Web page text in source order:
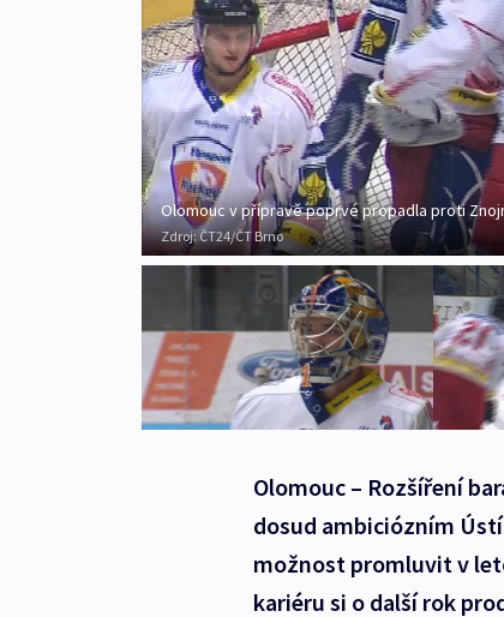
Olomouc v přípravě poprvé propadla proti
Zdroj:ČT24/ČT Brno
Olomouc – Rozšíření
dosud ambiciózním
možnost promluvit v
kariéru si o další rok